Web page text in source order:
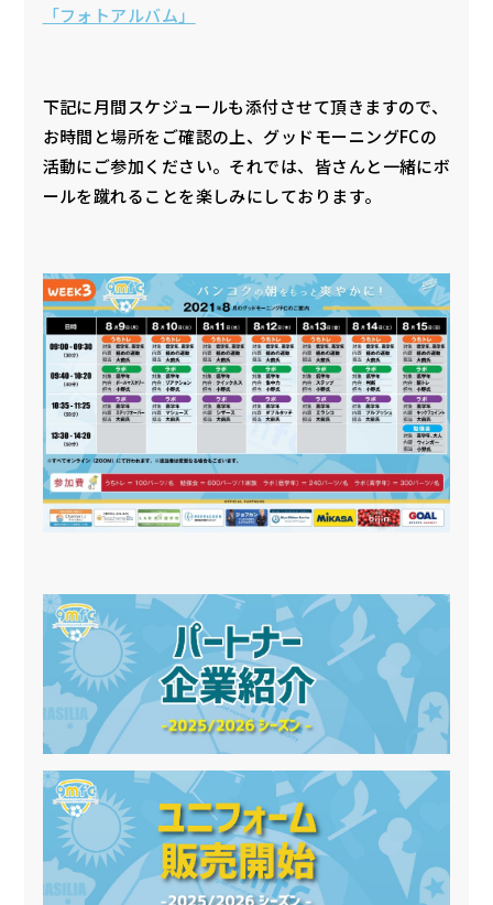
「フォトアルバム」
下記に月間スケジュールも添付させて頂きますので、
お時間と場所をご確認の上、グッドモーニングFCの
活動にご参加ください。それでは、皆さんと一緒にボ
ールを蹴れることを楽しみにしております。